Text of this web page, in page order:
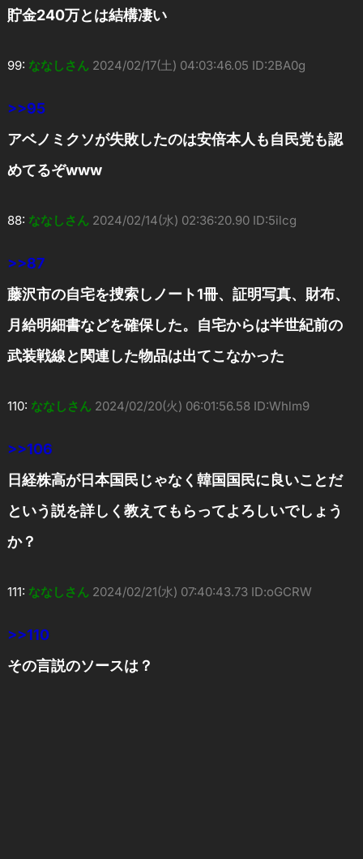
貯金240万とは結構凄い
99: ななしさん 2024/02/17(土) 04:03:46.05 ID:2BA0g
>>95
アベノミクソが失敗したのは安倍本人も自民党も認
めてるぞwww
88: ななしさん 2024/02/14(水) 02:36:20.90 ID:5ilcg
>>87
藤沢市の自宅を捜索しノート1冊、証明写真、財布、
月給明細書などを確保した。自宅からは半世紀前の
武装戦線と関連した物品は出てこなかった
110: ななしさん 2024/02/20(火) 06:01:56.58 ID:Whlm9
>>106
日経株高が日本国民じゃなく韓国国民に良いことだ
という説を詳しく教えてもらってよろしいでしょう
か？
111: ななしさん 2024/02/21(水) 07:40:43.73 ID:oGCRW
>>110
その言説のソースは？